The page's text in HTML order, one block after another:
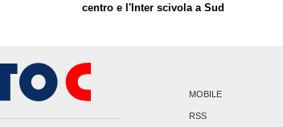
centro e l'Inter scivola a Sud
MOBILE
RSS